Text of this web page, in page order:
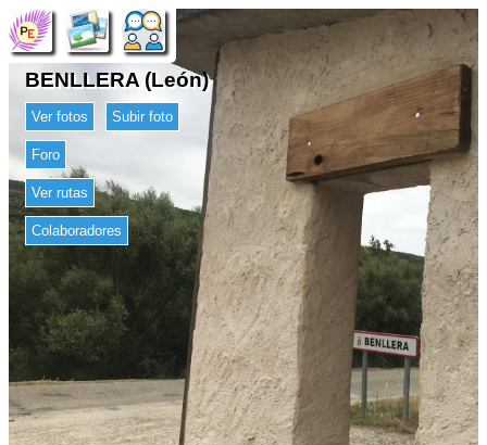
BENLLERA (León)
Ver fotos Subir foto
Foro
Ver rutas
Colaboradores